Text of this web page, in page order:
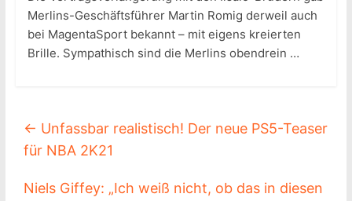
Merlins-Geschäftsführer Martin Romig derweil auch
bei MagentaSport bekannt – mit eigens kreierten
Brille. Sympathisch sind die Merlins obendrein …
← Unfassbar realistisch! Der neue PS5-Teaser
für NBA 2K21
Niels Giffey: „Ich weiß nicht, ob das in diesen